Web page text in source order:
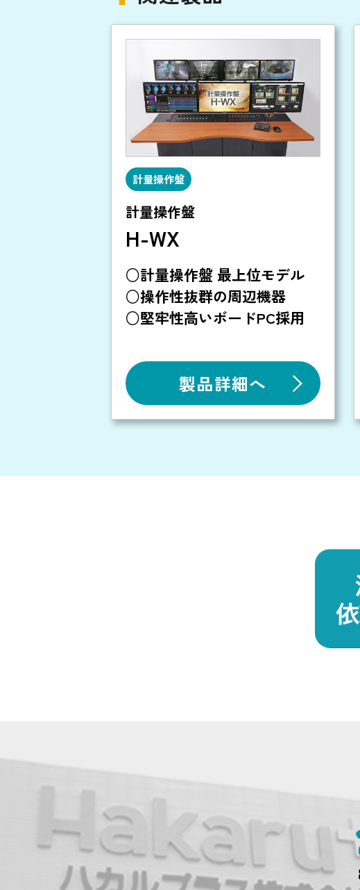
計量操作盤
計量操作盤
H-WX
○計量操作盤 最上位モデル
○操作性抜群の周辺機器
○堅牢性高いボードPC採用
製品詳細へ